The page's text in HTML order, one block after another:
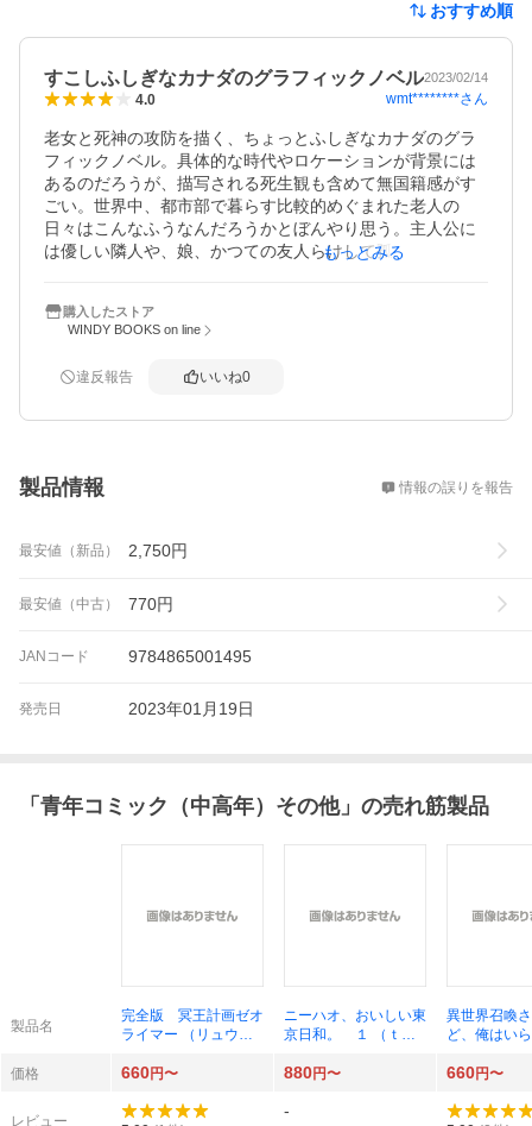
おすすめ順
すこしふしぎなカナダのグラフィックノベル2023/02/14
4.0 wmt********さん
老女と死神の攻防を描く、ちょっとふしぎなカナダのグラ
フィックノベル。具体的な時代やロケーションが背景には
あるのだろうが、描写される死生観も含めて無国籍感がす
ごい。世界中、都市部で暮らす比較的めぐまれた老人の
日々はこんなふうなんだろうかとぼんやり思う。主人公に
は優しい隣人や、娘、かつての友人らけして孤独ではない
もっとみる
購入したストア
WINDY BOOKS on line
違反報告 いいね0
製品情報 情報の誤りを報告
最安値（新品） 2,750円
最安値（中古） 770円
JANコード 9784865001495
発売日 2023年01月19日
「 青年コミック（中高年）その他」の売れ筋製品
製品名
完全版 冥王計画ゼオ
ライマー （リュウコ
ちみ もりを 著
ニーハオ、おいしい東
京日和。 １ （ｔｏ
ｓ） ＺＯＮ／著
異世界召喚
ど、俺はい
ＣＳ ＣＯＭ
価格 660円〜 880円〜 660円〜
レビュー
-